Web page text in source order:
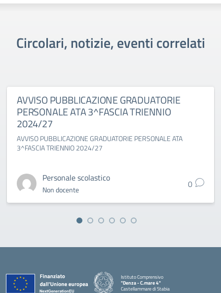
Circolari, notizie, eventi correlati
AVVISO PUBBLICAZIONE GRADUATORIE
PERSONALE ATA 3^FASCIA TRIENNIO
2024/27
AVVISO PUBBLICAZIONE GRADUATORIE PERSONALE ATA
3^FASCIA TRIENNIO 2024/27
Personale scolastico
Non docente 0
Istituto Comprensivo
"Denza - C.mare 4"
Castellammare di Stabia